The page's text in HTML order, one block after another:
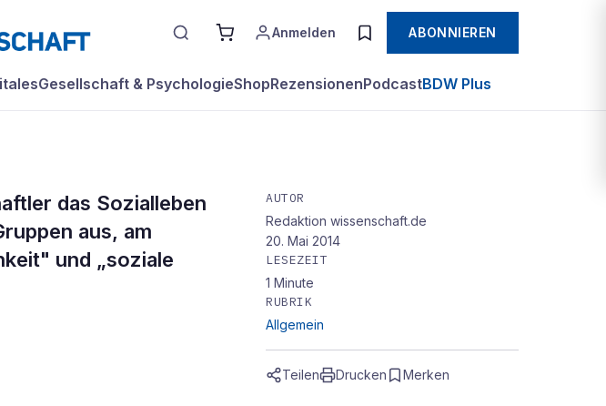
Anmelden ABONNIEREN
Gesellschaft & PsychologieShopRezensionenPodcastBDW Plus
das Sozialleben
aus, am
und „soziale
AUTOR
Redaktion wissenschaft.de
20. Mai 2014
LESEZEIT
1 Minute
RUBRIK
Allgemein
Teilen Drucken Merken